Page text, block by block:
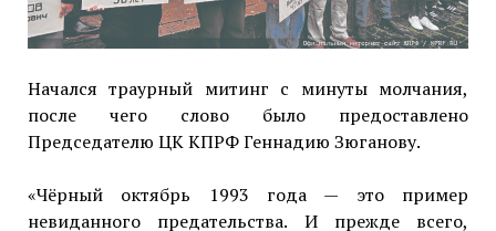
Начался траурный митинг с минуты молчания,
после чего слово было предоставлено
Председателю ЦК КПРФ Геннадию Зюганову.
«Чёрный октябрь 1993 года — это пример
невиданного предательства. И прежде всего,